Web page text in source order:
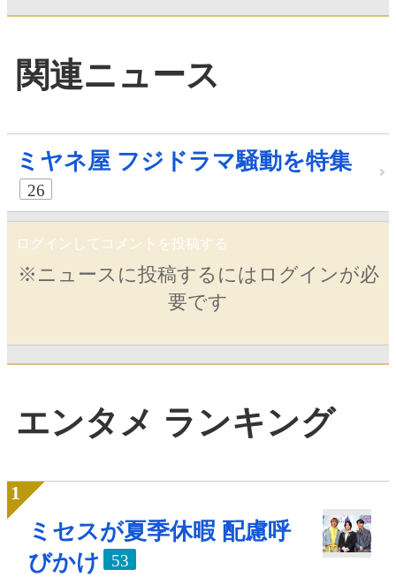
関連ニュース
ミヤネ屋 フジドラマ騒動を特集
26
ログインしてコメントを投稿する
※ニュースに投稿するにはログインが必
要です
エンタメ ランキング
ミセスが夏季休暇 配慮呼
びかけ
53